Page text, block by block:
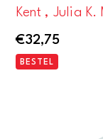
Kent , Julia
€32,75
BESTEL